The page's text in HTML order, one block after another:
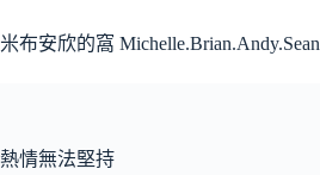
至
容
米布安欣的窩 Michelle.Brian.Andy.Sean
熱情無法堅持